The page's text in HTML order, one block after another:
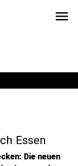
menu
Essen
Die neuen